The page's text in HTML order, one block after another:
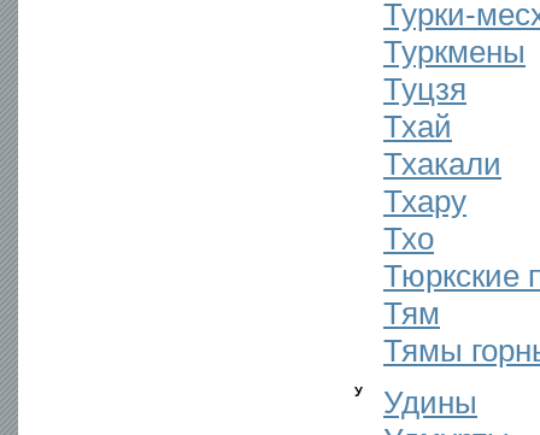
Турки-
Туркмены
Туцзя
Тхай
Тхакали
Тхару
Тхо
Тюркские
Тям
Тямы
У
Удины